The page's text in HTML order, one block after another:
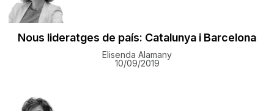
Nous lideratges de país: Catalunya i Barcelona
Elisenda Alamany
10/09/2019